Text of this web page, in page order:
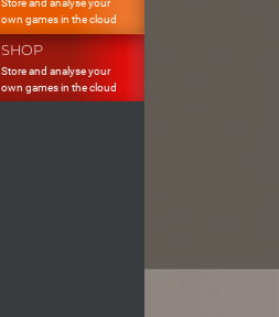
own games in the cloud
SHOP
Store and analyse your
own games in the cloud